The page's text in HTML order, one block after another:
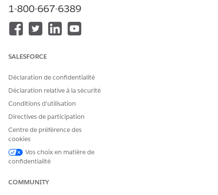
Unlimitedavec Agentforce IT Service.
Agentforce Gestion des actifs matériels informatiques
Tarification et Digital Wallet
actifs matériels gérés pour adapter la facturation avec
d'abonnement High Water Mark basé sur le nombre
maximal d'actifs. Utilisez Digital Wallet pour surveiller
activement la capacité et consulter les tendances
Affichage des actifs gérés dans Digital Wallet
Suivez le nombre d'actifs matériels gérés sur une période
que la facturation s'adapte aux besoins opérationnels.
Utilisez ces métriques pour comparer l'utilisation actuelle
d'inventaire qui affectent votre laisse haute.
1-800-667-6389
SALESFORCE
Déclaration de confidentialité
Déclaration relative à la sécurité
Conditions d’utilisation
Directives de participation
Centre de préférence des
cookies
Vos choix en matière de
confidentialité
COMMUNITY